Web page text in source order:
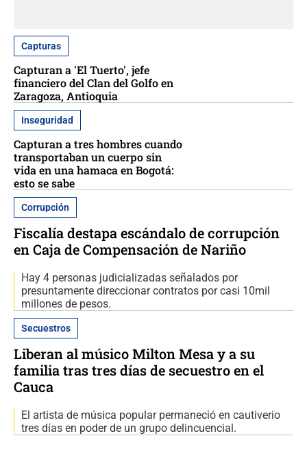
Capturas
Capturan a 'El Tuerto', jefe
financiero del Clan del Golfo en
Zaragoza, Antioquia
Inseguridad
Capturan a tres hombres cuando
transportaban un cuerpo sin
vida en una hamaca en Bogotá:
esto se sabe
Corrupción
Fiscalía destapa escándalo de corrupción
en Caja de Compensación de Nariño
Hay 4 personas judicializadas señalados por
presuntamente direccionar contratos por casi 10mil
millones de pesos.
Secuestros
Liberan al músico Milton Mesa y a su
familia tras tres días de secuestro en el
Cauca
El artista de música popular permaneció en cautiverio
tres días en poder de un grupo delincuencial.